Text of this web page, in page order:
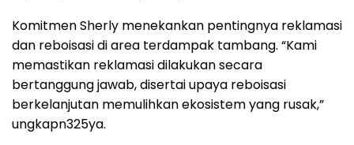
Komitmen Sherly menekankan pentingnya reklamasi
dan reboisasi di area terdampak tambang. “Kami
memastikan reklamasi dilakukan secara
bertanggung jawab, disertai upaya reboisasi
berkelanjutan memulihkan ekosistem yang rusak,”
ungkapn325ya.